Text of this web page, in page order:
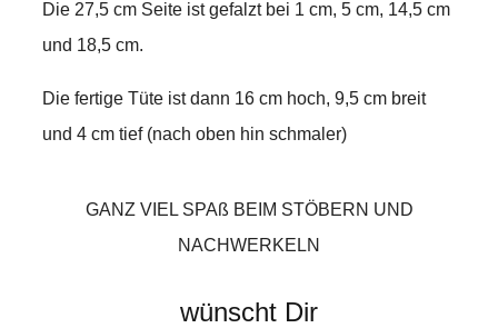
Die 27,5 cm Seite ist gefalzt bei 1 cm, 5 cm, 14,5 cm
und 18,5 cm.
Die fertige Tüte ist dann 16 cm hoch, 9,5 cm breit
und 4 cm tief (nach oben hin schmaler)
GANZ VIEL SPAß BEIM STÖBERN UND
NACHWERKELN
wünscht Dir